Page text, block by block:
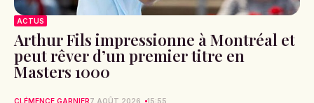
ACTUS
Arthur Fils impressionne à Montréal et
peut rêver d’un premier titre en
Masters 1000
CLÉMENCE GARNIER7 AOÛT 2026 15:55